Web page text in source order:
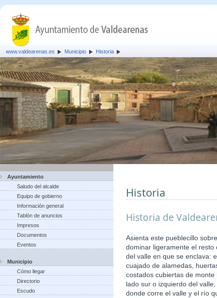
www.valdearenas.es Municipio Historia
Ayuntamiento
Saludo del alcalde
Equipo de gobierno
Información general
Tablón de anuncios
Impresos
Documentos
Eventos
Municipio
Cómo llegar
Directorio
Escudo
Historia
Historia de
Asienta este pueblecillo
dominar ligeramente el
del valle en que se enclava:
cuajado de alamedas,
costados cubiertas de
lado sur o izquierdo del
donde corre el valle y el río